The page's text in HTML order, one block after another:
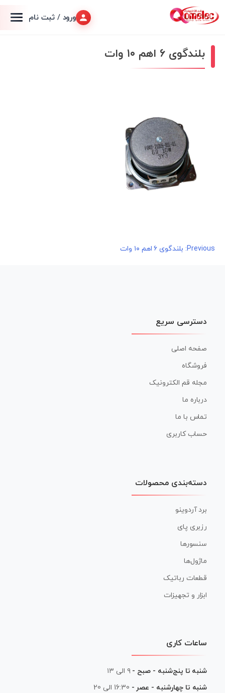
ورود / ثبت نام
بلندگوی ۶ اهم ۱۰ وات
راهبری
Previous: بلندگوی ۶ اهم ۱۰ وات
دسترسی سریع
صفحه اصلی
فروشگاه
مجله قم الکترونیک
درباره ما
تماس با ما
حساب کاربری
دسته‌بندی محصولات
برد آردوینو
رزبری پای
سنسورها
ماژول‌ها
قطعات رباتیک
ابزار و تجهیزات
ساعات کاری
شنبه تا پنج‌شنبه - صبح - ۹ الی ۱۳
شنبه تا چهارشنبه - عصر - 16:30 الی 20